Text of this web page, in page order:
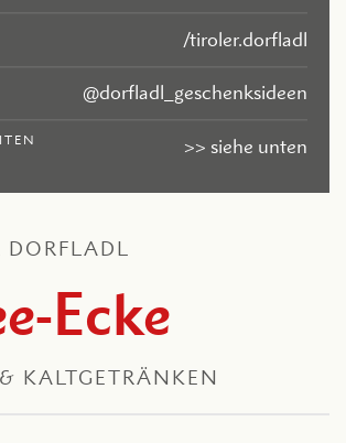
/tiroler.dorfladl
@dorfladl_geschenksideen
>> siehe unten
DORFLADL
Ecke
KALTGETRÄNKEN